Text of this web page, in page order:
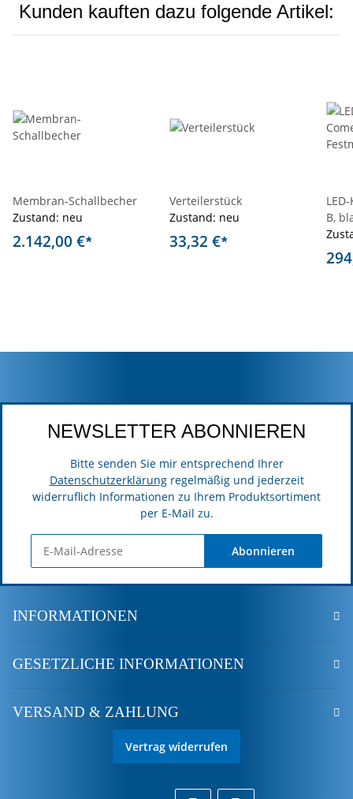
Kunden kauften dazu folgende Artikel:
Membran-Schallbecher
Zustand: neu
2.142,00 €*
Verteilerstück
Zustand: neu
33,32 €*
B,
NEWSLETTER ABONNIEREN
Bitte senden Sie mir entsprechend Ihrer
Datenschutzerklärungregelmäßig und jederzeit
widerruflich Informationen zu Ihrem Produktsortiment
per E-Mail zu.
Abonnieren
INFORMATIONEN
GESETZLICHE INFORMATIONEN
VERSAND & ZAHLUNG
Vertrag widerrufen